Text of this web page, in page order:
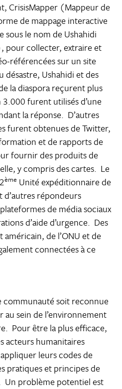
CrisisMapper (Mappeur de
de mappage interactive
sous le nom de Ushahidi
pour collecter, extraire et
référencées sur un site
Ushahidi et des
la diaspora reçurent plus
furent utilisés d’une
la réponse. D’autres
furent obtenues de Twitter,
et de rapports de
fournir des produits de
y compris des cartes. Le
ème Unité expéditionnaire de
d’autres répondeurs
de média sociaux
d’aide d’urgence. Des
de l’ONU et de
connectées à ce
communauté soit reconnue
sein de l’environnement
Pour être la plus efficace,
acteurs humanitaires
leurs codes de
pratiques et principes de
Un problème potentiel est